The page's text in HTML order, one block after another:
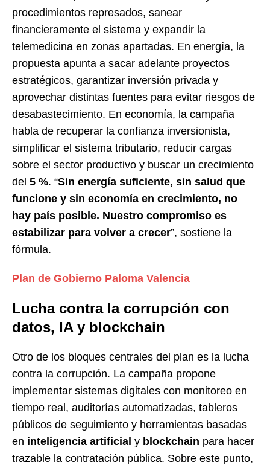
procedimientos represados, sanear
financieramente el sistema y expandir la
telemedicina en zonas apartadas. En energía, la
propuesta apunta a sacar adelante proyectos
estratégicos, garantizar inversión privada y
aprovechar distintas fuentes para evitar riesgos de
desabastecimiento. En economía, la campaña
habla de recuperar la confianza inversionista,
simplificar el sistema tributario, reducir cargas
sobre el sector productivo y buscar un crecimiento
del 5 %. “Sin energía suficiente, sin salud que
funcione y sin economía en crecimiento, no
hay país posible. Nuestro compromiso es
estabilizar para volver a crecer”, sostiene la
fórmula.
Plan de Gobierno Paloma Valencia
Lucha contra la corrupción con
datos, IA y blockchain
Otro de los bloques centrales del plan es la lucha
contra la corrupción. La campaña propone
implementar sistemas digitales con monitoreo en
tiempo real, auditorías automatizadas, tableros
públicos de seguimiento y herramientas basadas
en inteligencia artificial y blockchain para hacer
trazable la contratación pública. Sobre este punto,